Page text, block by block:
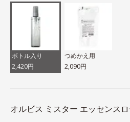
ボトル入り
2,420円
つめかえ用
2,090円
オルビス ミスター エッセンス